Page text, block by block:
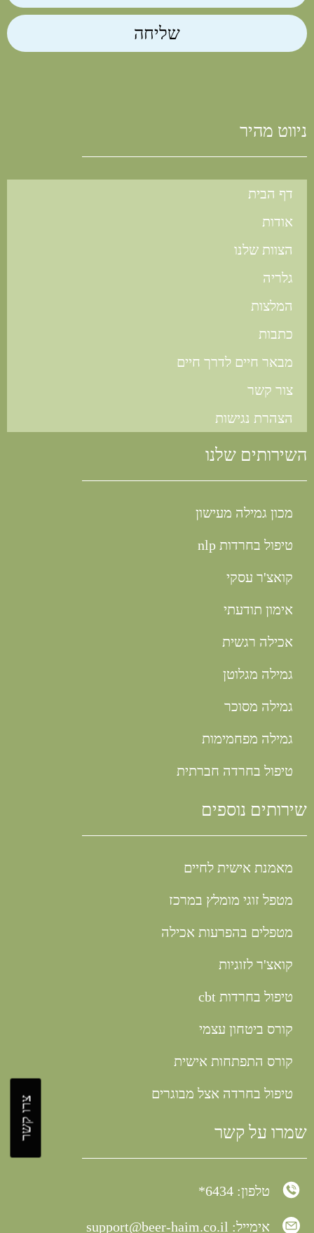
צרו קשר
שליחה
ניווט מהיר
דף הבית
אודות
הצוות שלנו
גלריה
המלצות
כתבות
מבאר חיים לדרך חיים
צור קשר
הצהרת נגישות
השירותים שלנו
מכון גמילה מעישון
טיפול בחרדות nlp
קואצ'ר עסקי
אימון תודעתי
אכילה רגשית
גמילה מגלוטן
גמילה מסוכר
גמילה מפחמימות
טיפול בחרדה חברתית
שירותים נוספים
מאמנת אישית לחיים
מטפל זוגי מומלץ במרכז
מטפלים בהפרעות אכילה
קואצ'ר לזוגיות
טיפול בחרדות cbt
קורס ביטחון עצמי
קורס התפתחות אישית
טיפול בחרדה אצל מבוגרים
שמרו על קשר
טלפון: 6434*
אימייל: support@beer-haim.co.il